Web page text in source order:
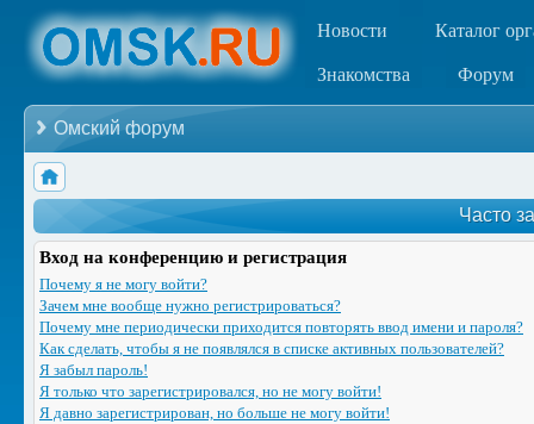
Новости Каталог
Знакомства Форум
Омский форум
Часто
Вход на конференцию и регистрация
Почему я не могу войти?
Зачем мне вообще нужно регистрироваться?
Почему мне периодически приходится повторять ввод имени и пароля?
Как сделать, чтобы я не появлялся в списке активных пользователей?
Я забыл пароль!
Я только что зарегистрировался, но не могу войти!
Я давно зарегистрирован, но больше не могу войти!